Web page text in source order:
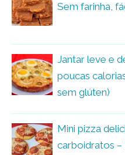
Sem farinha,
Jantar leve e
poucas
sem glúten)
Mini pizza
carboidratos –